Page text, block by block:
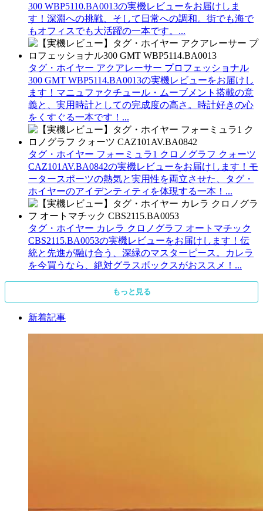
300 WBP5110.BA0013の実機レビューをお届けしま
す！深淵への挑戦、そして日常への調和。街でも海で
もオフィスでも大活躍の一本です。...
タグ・ホイヤー アクアレーサー プロフェッショナル
300 GMT WBP5114.BA0013の実機レビューをお届けし
ます！マニュファクチュール・ムーブメント搭載の意
義と、実用時計としての完成度の高さ。時計好きの心
をくすぐる一本です！...
タグ・ホイヤー フォーミュラ1 クロノグラフ クォーツ
CAZ101AV.BA0842の実機レビューをお届けします！モ
ータースポーツの熱気と実用性を両立させた、タグ・
ホイヤーのアイデンティティを体現する一本！...
タグ・ホイヤー カレラ クロノグラフ オートマチック
CBS2115.BA0053の実機レビューをお届けします！伝
統と先進が融け合う、深緑のマスターピース。カレラ
を今買うなら、絶対グラスボックスがおススメ！...
もっと見る
新着記事